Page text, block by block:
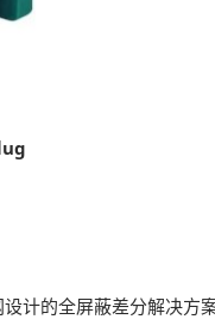
计的全屏蔽差分解决方